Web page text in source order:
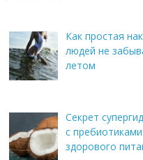
Как простая
людей не
летом
Секрет
с
здорового